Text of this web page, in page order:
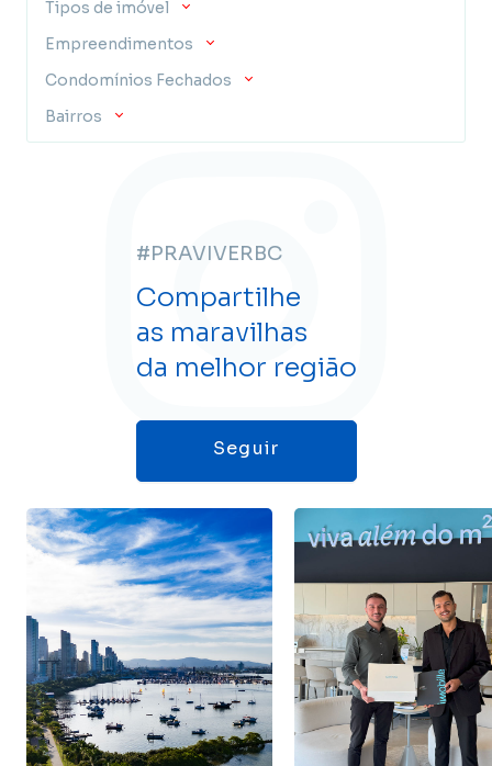
Tipos de imóvel
Empreendimentos
Condomínios Fechados
Bairros
#PRAVIVERBC
Compartilhe
as maravilhas
da melhor região
Seguir